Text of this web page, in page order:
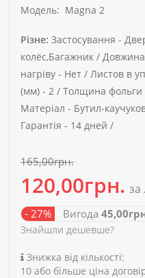
Модель: Magna 2
Різне: Застосування -
колёс,Багажник /
нагріву - Нет / Листов в
(мм) - 2 / Толщина фольги
Матеріал - Бутил-
Гарантія - 14 дней /
165,00грн.
120,00грн. за
- 27% Вигода
Знайшли дешевше?
Знижка від кількості:
10 або більше ціна